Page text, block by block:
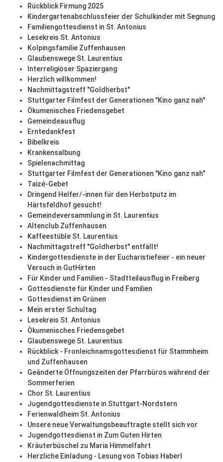
Rückblick Firmung 2025
Kindergartenabschlussfeier der Schulkinder mit Segnung
Familiengottesdienst in St. Antonius
Lesekreis St. Antonius
Kolpingsfamilie Zuffenhausen
Glaubenswege St. Laurentius
Interreligiöser Spaziergang
Herzlich willkommen!
Nachmittagstreff "Goldherbst"
Stuttgarter Filmfest der Generationen "Kino ganz nah"
Ökumenisches Friedensgebet
Gemeindeausflug
Erntedankfest
Bibelkreis
Krankensalbung
Spielenachmittag
Stuttgarter Filmfest der Generationen "Kino ganz nah"
Taizé-Gebet
Dringend Helfer/-innen für den Herbstputz im
Härtsfeldhof gesucht!
Gemeindeversammlung in St. Laurentius
Altenclub Zuffenhausen
Kaffeestüble St. Laurentius
Nachmittagstreff "Goldherbst" entfällt!
Kindergottesdienste in der Eucharistiefeier - ein neuer
Versuch in GutHirten
Für Kinder und Familien - Stadtteilausflug in Freiberg
Gottesdienste für Kinder und Familien
Gottesdienst im Grünen
Mein erster Schultag
Lesekreis St. Antonius
Ökumenisches Friedensgebet
Glaubenswege St. Laurentius
Rückblick - Fronleichnamsgottesdienst für Stammheim
und Zuffenhausen
Geänderte Öffnungszeiten der Pfarrbüros während der
Sommerferien
Chor St. Laurentius
Jugendgottesdienste in Stuttgart-Nordstern
Ferienwaldheim St. Antonius
Unsere neue Verwaltungsbeauftragte stellt sich vor
Jugendgottesdienst in Zum Guten Hirten
Kräuterbüschel zu Maria Himmelfahrt
Herzliche Einladung - Lesung von Tobias Haberl